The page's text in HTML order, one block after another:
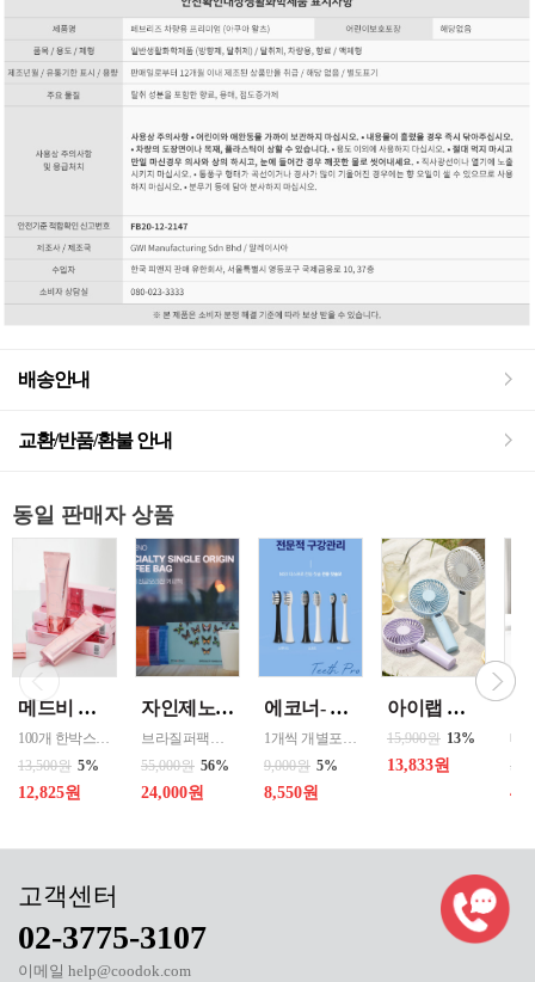
배송안내
교환/반품/환불 안내
동일 판매자 상품
메드비 원더핏 비비 13호 50ml
100개 한박스 도매 상담환영 - 문의 쿠독 -
13,500원 5%
12,825원
자인제노 3종 21입 싱글 로스팅 커피백 13ml 고용량 1케이스 단위 판매
브라질퍼팩트내추럴커피 7개 에티오피아 게데브 워시드커피 7개 콜롬비아 슈가케인 7개
55,000원 56%
24,000원
에코너- MS2 티스프로 음파 전동칫솔모 1입 단품 *3개 / 색상선택 화이트 블랙 선택
1개씩 개별포장되어있고 3개 단위로 판매중입니다
9,000원 5%
8,550원
아이랩 클래식 LED 팬 2026년신형 3단계바람조절 LED 무선 테이블가능
15,900원 13%
13,833원
02-3775-3107
이메일 help@coodok.com